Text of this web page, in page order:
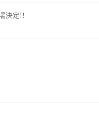
決定!!